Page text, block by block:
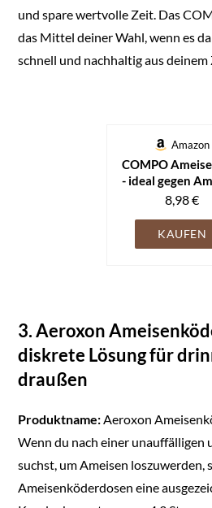
und spare wertvolle Zeit. Das
das Mittel deiner Wahl, wenn es
schnell und nachhaltig aus deinem
Amazon
COMPO
- ideal gegen
und
Ködergranulat
Streuen oder
8,98 €
KAUFEN
3. Aeroxon
diskrete Lösung für
draußen
Produktname: Aeroxon
Wenn du nach einer unauffälligen
suchst, um Ameisen loszuwerden,
Ameisenköderdosen eine